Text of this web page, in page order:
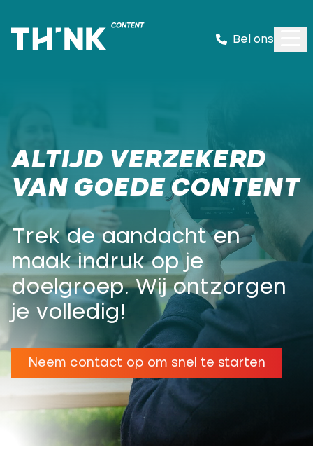
Bel ons
ALTIJD VERZEKERD
VAN GOEDE CONTENT
Trek de aandacht en
maak indruk op je
doelgroep. Wij ontzorgen
je volledig!
Neem contact op om snel te starten